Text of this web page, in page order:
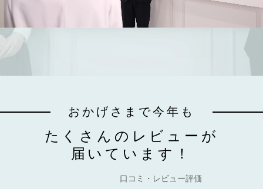
おかげさまで今年も
たくさんのレビューが
届いています！
口コミ・レビュー評価